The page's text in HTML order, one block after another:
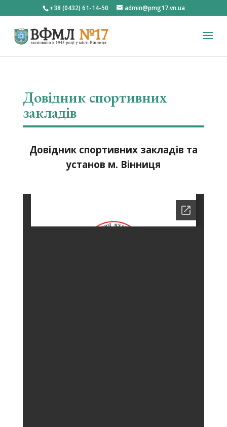
+38 (0432) 61-14-50 admin@pmg17.vn.ua
Довідник спортивних
закладів
Довідник спортивних закладів та
установ м. Вінниця